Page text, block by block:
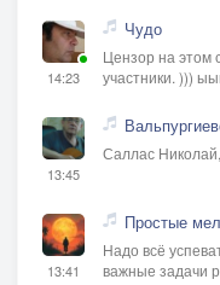
14:23
Чудо
Цензор на этом
участники. )))
13:45
Саллас
13:41
Простые
Надо всё
важные задачи